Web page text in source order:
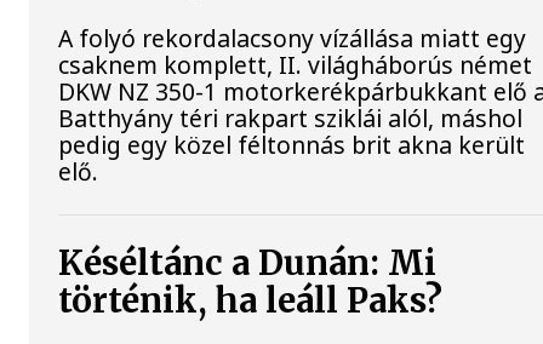
A folyó rekordalacsony vízállása miatt egy
csaknem komplett, II. világháborús német
DKW NZ 350-1 motorkerékpárbukkant elő
Batthyány téri rakpart sziklái alól, máshol
pedig egy közel féltonnás brit akna került
elő.
Késéltánc a Dunán: Mi
történik, ha leáll Paks?